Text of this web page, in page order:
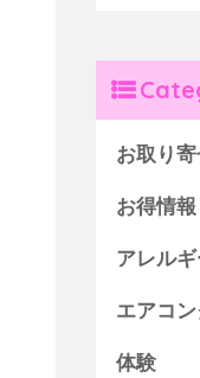
お取り
お得情報
アレル
エアコ
体験